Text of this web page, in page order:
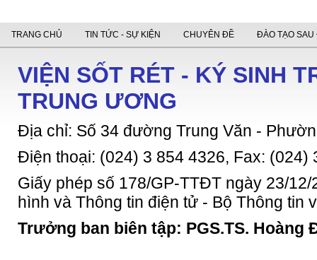
TRANG CHỦ TIN TỨC - SỰ KIỆN CHUYÊN ĐỀ ĐÀO TẠO SAU
VIỆN SỐT RÉT - KÝ SINH
TRUNG ƯƠNG
Địa chỉ: Số 34 đường Trung Văn -
Điện thoại: (024) 3 854 4326, Fax: (024)
Giấy phép số 178/GP-TTĐT ngày 23/
hình và Thông tin điện tử - Bộ Thông tin
Trưởng ban biên tập: PGS.TS. Hoàng